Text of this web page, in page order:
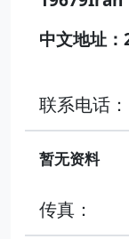
中文地址
联系电话：
暂无资料
传真：